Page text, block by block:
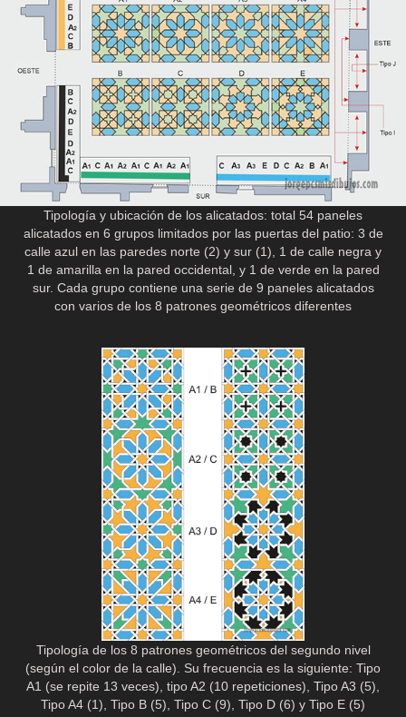
Tipología y ubicación de los alicatados: total 54 paneles
alicatados en 6 grupos limitados por las puertas del patio: 3 de
calle azul en las paredes norte (2) y sur (1), 1 de calle negra y
1 de amarilla en la pared occidental, y 1 de verde en la pared
sur. Cada grupo contiene una serie de 9 paneles alicatados
con varios de los 8 patrones geométricos diferentes
Tipología de los 8 patrones geométricos del segundo nivel
(según el color de la calle). Su frecuencia es la siguiente: Tipo
A1 (se repite 13 veces), tipo A2 (10 repeticiones), Tipo A3 (5),
Tipo A4 (1), Tipo B (5), Tipo C (9), Tipo D (6) y Tipo E (5)